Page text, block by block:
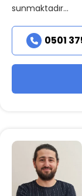
sunmaktadır...
0501